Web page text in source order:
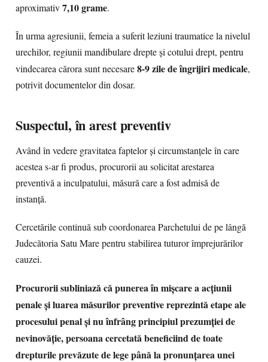
aproximativ7,10 grame.
În urma agresiunii, femeia a suferit leziuni traumatice la nivelul
urechilor, regiunii mandibulare drepte și cotului drept, pentru
vindecarea cărora sunt necesare8-9 zile de îngrijiri medicale,
potrivit documentelor din dosar.
Suspectul, în arest preventiv
Având în vedere gravitatea faptelor și circumstanțele în care
acestea s-ar fi produs, procurorii au solicitat arestarea
preventivă a inculpatului, măsură care a fost admisă de
instanță.
Cercetările continuă sub coordonarea Parchetului de pe lângă
Judecătoria Satu Mare pentru stabilirea tuturor împrejurărilor
cauzei.
Procurorii subliniază că punerea în mișcare a acțiunii
penale și luarea măsurilor preventive reprezintă etape ale
procesului penal și nu înfrâng principiul prezumției de
nevinovăție, persoana cercetată beneficiind de toate
drepturile prevăzute de lege până la pronunțarea unei